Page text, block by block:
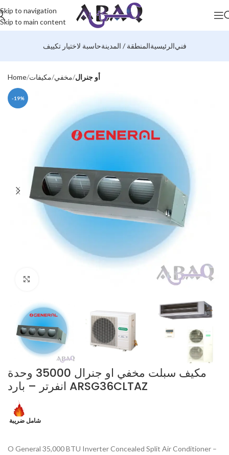
Skip to navigation
Skip to main content
حاسبة لاختيار تكييفالمنطقة / المدينةالرئيسيةفني
Home مكيفات مخفي أو جنرال
-19%
مكيف سبلت مخفي او جنرال 35000 وحدة
انفرتر – بارد ARSG36CLTAZ
O General 35,000 BTU Inverter Concealed Split Air Conditioner –